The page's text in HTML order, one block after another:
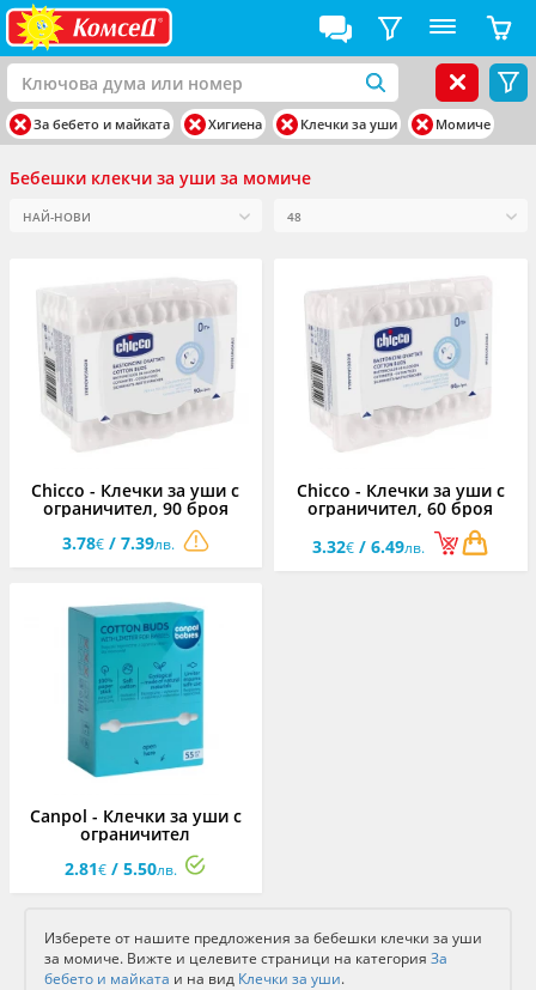
За бебето и майката Хигиена Клечки за уши Момиче
Бебешки клекчи за уши за момиче
Chicco - Клечки за уши с
ограничител, 90 броя
3.78€/ 7.39лв.
Chicco - Клечки за уши с
ограничител, 60 броя
3.32€ / 6.49лв.
Canpol - Клечки за уши с
ограничител
2.81€ / 5.50лв.
Изберете от нашите предложения за бебешки клечки за уши
за момиче. Вижте и целевите страници на категория За
бебето и майката и на вид Клечки за уши.